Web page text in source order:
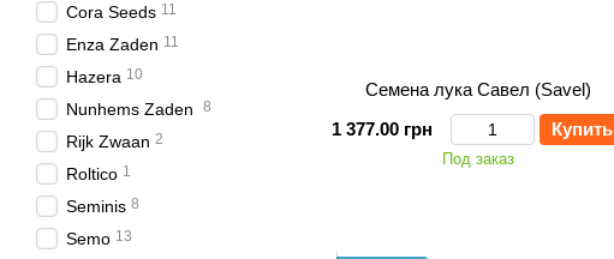
Семена лука Савел (Savel)
1 377.00 грн
Купить
Под заказ
Cora Seeds 11
Enza Zaden 11
Hazera 10
Nunhems Zaden 8
Rijk Zwaan 2
Roltico 1
Seminis 8
Semo 13